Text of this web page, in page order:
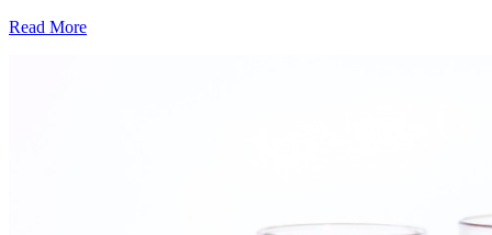
Read More